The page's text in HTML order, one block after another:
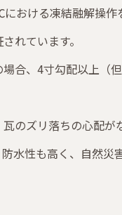
おける凍結融解操作
れています。
合、4寸勾配以上（
のズリ落ちの心配が
水性も高く、自然災